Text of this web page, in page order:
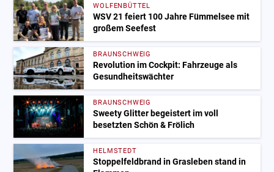
WOLFENBÜTTEL
WSV 21 feiert 100 Jahre Fümmelsee mit
großem Seefest
BRAUNSCHWEIG
Revolution im Cockpit: Fahrzeuge als
Gesundheitswächter
BRAUNSCHWEIG
Sweety Glitter begeistert im voll
besetzten Schön & Frölich
HELMSTEDT
Stoppelfeldbrand in Grasleben stand in